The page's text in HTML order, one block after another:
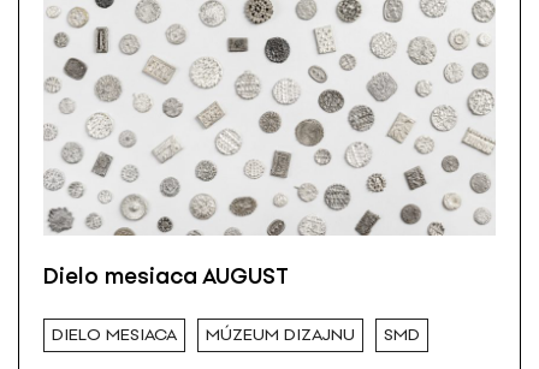
Dielo mesiaca AUGUST
DIELO MESIACA MÚZEUM DIZAJNU SMD